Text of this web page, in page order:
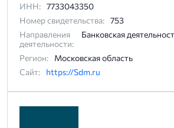
ИНН: 7733043350
Номер свидетельства: 753
Направления
деятельности:
Банковская
Регион:
Московская область
Сайт:
https://Sdm.ru